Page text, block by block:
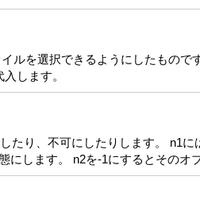
ルを選択できるようにしたもの
します。
たり、不可にしたりします。 n1
にします。 n2を-1にするとそのオ